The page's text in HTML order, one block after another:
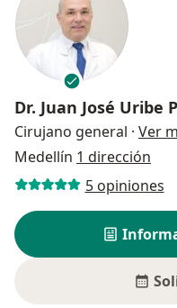
Dr. Juan José Uribe
Cirujano general · Ver
Medellín 1 dirección
5 opiniones